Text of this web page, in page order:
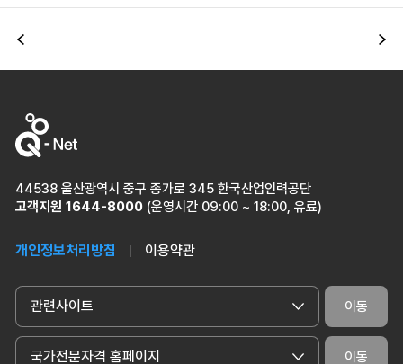
이전
44538 울산광역시 중구 종가로 345 한국산업인력공단
고객지원 1644-8000 (운영시간 09:00 ~ 18:00, 유료)
개인정보처리방침 이용약관
관련사이트 이동
국가전문자격 홈페이지 이동